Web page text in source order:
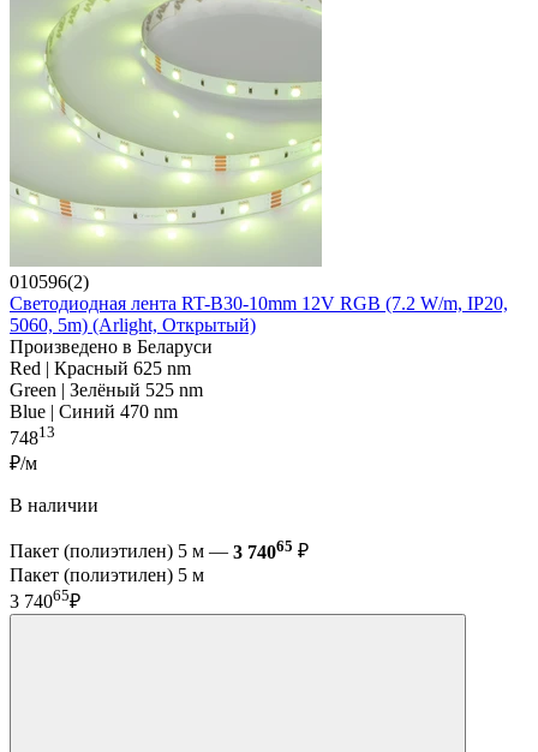
010596(2)
Светодиодная лента RT-B30-10mm 12V RGB (7.2 W/m, IP20,
5060, 5m) (Arlight, Открытый)
Произведено в Беларуси
Red | Красный 625 nm
Green | Зелёный 525 nm
Blue | Синий 470 nm
74813
₽/м
В наличии
Пакет (полиэтилен) 5 м — 3 74065 ₽
Пакет (полиэтилен) 5 м
3 74065₽